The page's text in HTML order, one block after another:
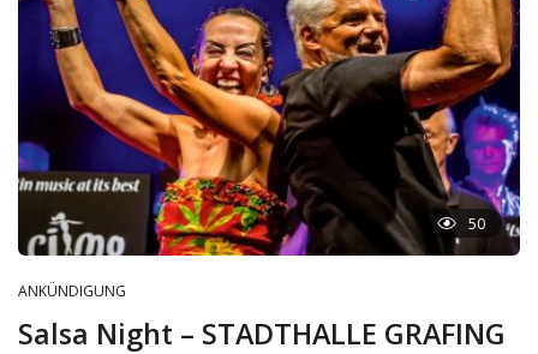
50
ANKÜNDIGUNG
Salsa Night – STADTHALLE GRAFING